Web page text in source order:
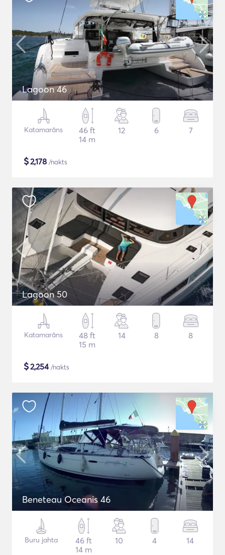
Lagoon 46
Katamarāns
46 ft
14 m
12 6 7
$2,178 /nakts
Lagoon 50
Katamarāns
48 ft
15 m
14 8 8
$2,254/nakts
Beneteau Oceanis 46
Buru jahta
46 ft
14 m
10 4 14